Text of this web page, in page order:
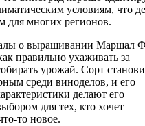
условиям, что
для многих регионов.
о выращивании Маршал
правильно ухаживать за
урожай. Сорт
среди виноделов, и его
делают его
для тех, кто хочет
то новое.